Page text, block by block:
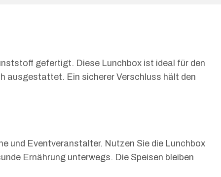
gefertigt. Diese Lunchbox ist ideal für den
ausgestattet. Ein sicherer Verschluss hält den
und Eventveranstalter. Nutzen Sie die Lunchbox
Ernährung unterwegs. Die Speisen bleiben